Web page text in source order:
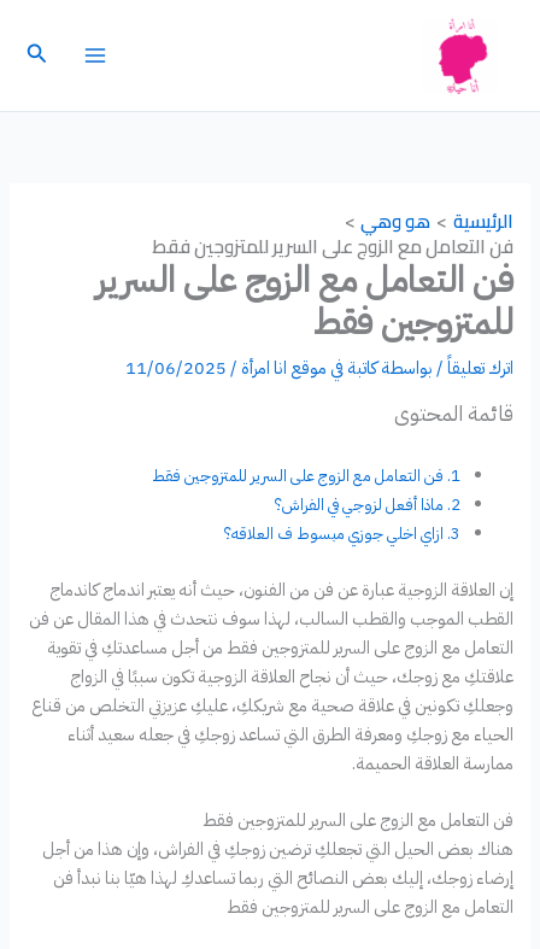
الرئيسية هو وهي
فن التعامل مع الزوج على السرير للمتزوجين فقط
فن التعامل مع الزوج على السرير
للمتزوجين فقط
اترك تعليقاً/ بواسطة كاتبة في موقع انا امرأة /
11/06/2025
قائمة المحتوى
فن التعامل مع الزوج على السرير للمتزوجين فقط
ماذا أفعل لزوجي في الفراش؟
ازاي اخلي جوزي مبسوط ف العلاقه؟
إن العلاقة الزوجية عبارة عن فن من الفنون، حيث أنه يعتبر اندماج كاندماج
القطب الموجب والقطب السالب، لهذا سوف نتحدث في هذا المقال عن فن
التعامل مع الزوج على السرير للمتزوجين فقط من أجل مساعدتكِ في تقوية
علاقتكِ مع زوجك، حيث أن نجاح العلاقة الزوجية تكون سببًا في الزواج
وجعلكِ تكونين في علاقة صحية مع شريككِ، عليكِ عزيزتي التخلص من قناع
الحياء مع زوجكِ ومعرفة الطرق التي تساعد زوجكِ في جعله سعيد أثناء
ممارسة العلاقة الحميمة.
فن التعامل مع الزوج على السرير للمتزوجين فقط
هناك بعض الحيل التي تجعلكِ ترضين زوجكِ في الفراش، وإن هذا من أجل
إرضاء زوجك، إليك بعض النصائح التي ربما تساعدكِ لهذا هيّا بنا نبدأ فن
التعامل مع الزوج على السرير للمتزوجين فقط